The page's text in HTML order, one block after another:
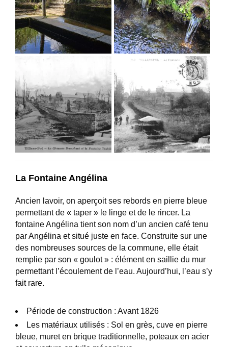
La Fontaine Angélina
Ancien lavoir, on aperçoit ses rebords en pierre bleue
permettant de « taper » le linge et de le rincer. La
fontaine Angélina tient son nom d’un ancien café tenu
par Angélina et situé juste en face. Construite sur une
des nombreuses sources de la commune, elle était
remplie par son « goulot » : élément en saillie du mur
permettant l’écoulement de l’eau. Aujourd’hui, l’eau s’y
fait rare.
Période de construction : Avant 1826
Les matériaux utilisés : Sol en grès, cuve en pierre
bleue, muret en brique traditionnelle, poteaux en acier